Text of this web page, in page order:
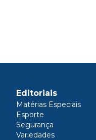
Editoriais
Matérias Especiais
Esporte
Segurança
Variedades